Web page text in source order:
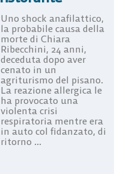
Uno shock anafilattico,
la probabile causa della
morte di Chiara
Ribecchini, 24 anni,
deceduta dopo aver
cenato in un
agriturismo del pisano.
La reazione allergica le
ha provocato una
violenta crisi
respiratoria mentre era
in auto col fidanzato, di
ritorno ...